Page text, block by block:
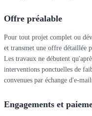
Offre préalable
Pour tout projet complet ou
et transmet une offre détaillée
Les travaux ne débutent
interventions ponctuelles de
convenues par échange d'e-
Engagements et